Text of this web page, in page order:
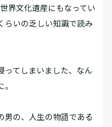
界文化遺産にもなってい
らいの乏しい知識で読み
てしまいました、なん
の、人生の物語である